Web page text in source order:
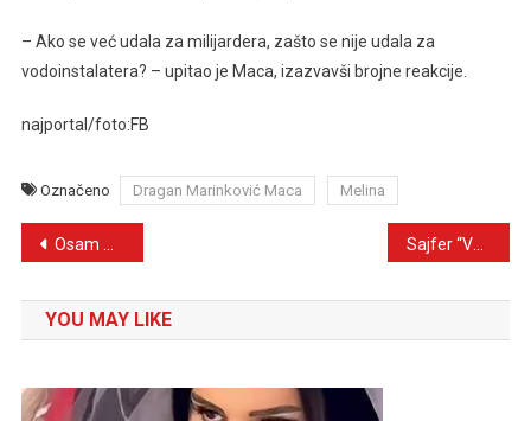
– Ako se već udala za milijardera, zašto se nije udala za
vodoinstalatera? – upitao je Maca, izazvavši brojne reakcije.
najportal/foto:FB
Označeno Dragan Marinković Maca Melina
Navigacija
članaka
Osam mjeseci nakon što nas je napustio Halid Bešlić, na bolji svijet preselila je i njegova supruga Sejda.
YOU MAY LIKE